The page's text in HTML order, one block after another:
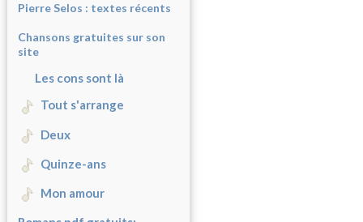
Pierre Selos : textes récents
Chansons gratuites sur son
site
Les cons sont là
Tout s'arrange
Deux
Quinze-ans
Mon amour